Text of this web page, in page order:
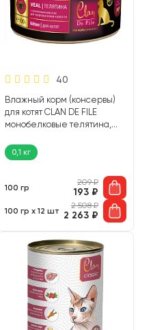
40
Влажный корм (консервы)
для котят CLAN DE FILE
монобелковые телятина,
0,1 кг
100 гр
209₽
193 ₽
100 гр х 12 шт
2 508₽
2 263 ₽